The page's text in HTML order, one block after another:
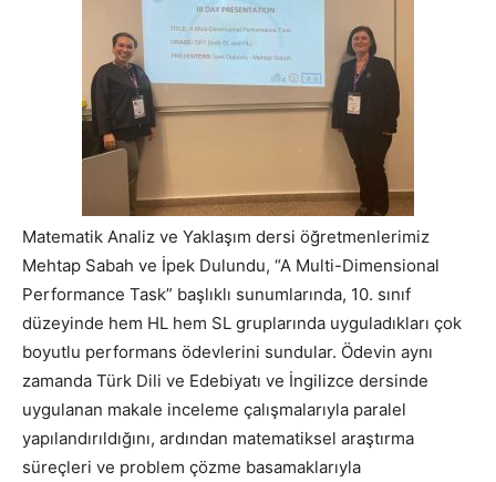
Matematik Analiz ve Yaklaşım dersi öğretmenlerimiz
Mehtap Sabah ve İpek Dulundu, “A Multi-Dimensional
Performance Task” başlıklı sunumlarında, 10. sınıf
düzeyinde hem HL hem SL gruplarında uyguladıkları çok
boyutlu performans ödevlerini sundular. Ödevin aynı
zamanda Türk Dili ve Edebiyatı ve İngilizce dersinde
uygulanan makale inceleme çalışmalarıyla paralel
yapılandırıldığını, ardından matematiksel araştırma
süreçleri ve problem çözme basamaklarıyla